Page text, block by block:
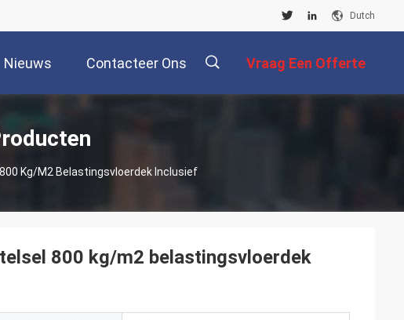
Dutch
Nieuws Contacteer Ons Vraag Een Offerte
Kg/m2 Belastingsvloerdek Inclusief
800 kg/m2 belastingsvloerdek